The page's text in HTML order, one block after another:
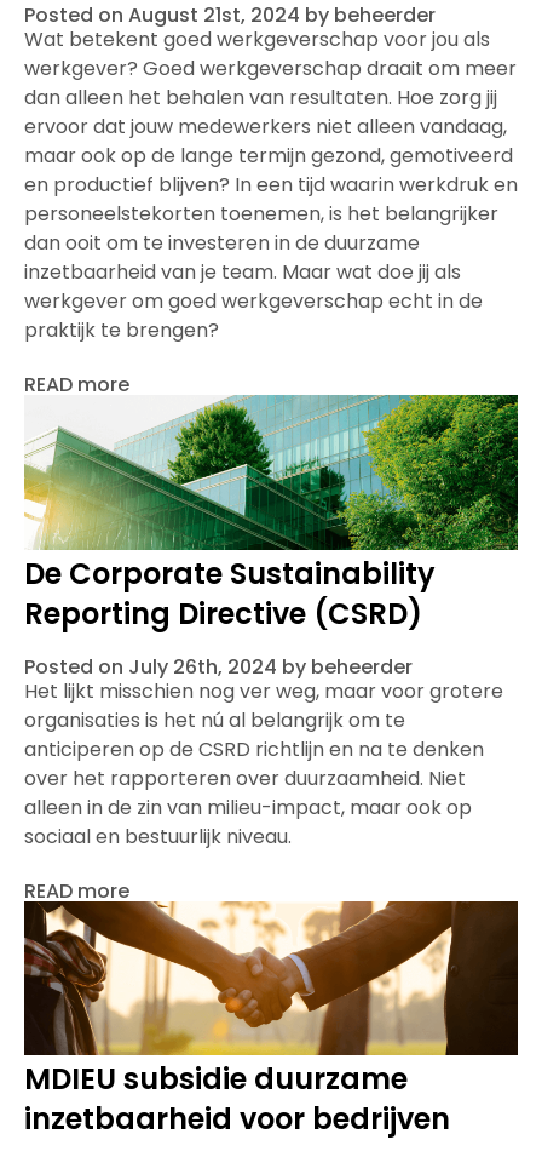
Posted on August 21st, 2024 by beheerder
Wat betekent goed werkgeverschap voor jou als
werkgever? Goed werkgeverschap draait om meer
dan alleen het behalen van resultaten. Hoe zorg jij
ervoor dat jouw medewerkers niet alleen vandaag,
maar ook op de lange termijn gezond, gemotiveerd
en productief blijven? In een tijd waarin werkdruk en
personeelstekorten toenemen, is het belangrijker
dan ooit om te investeren in de duurzame
inzetbaarheid van je team. Maar wat doe jij als
werkgever om goed werkgeverschap echt in de
praktijk te brengen?
READ more
De Corporate Sustainability
Reporting Directive (CSRD)
Posted on July 26th, 2024 by beheerder
Het lijkt misschien nog ver weg, maar voor grotere
organisaties is het nú al belangrijk om te
anticiperen op de CSRD richtlijn en na te denken
over het rapporteren over duurzaamheid. Niet
alleen in de zin van milieu-impact, maar ook op
sociaal en bestuurlijk niveau.
READ more
MDIEU subsidie duurzame
inzetbaarheid voor bedrijven